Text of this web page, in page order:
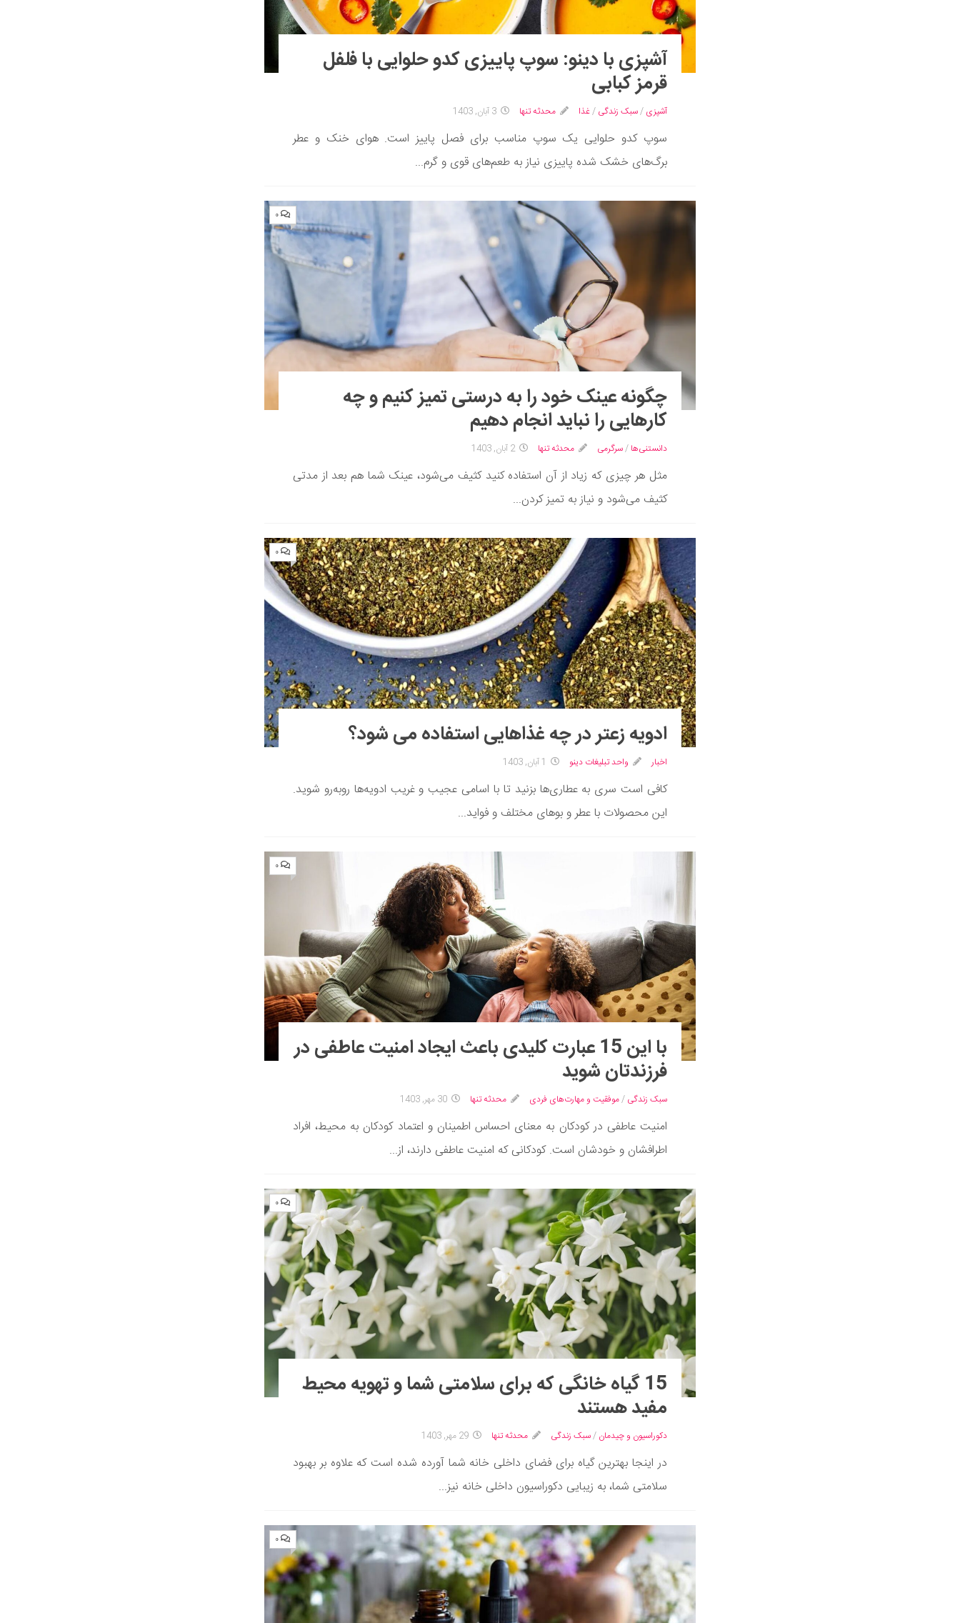
آشپزی با دینو: سوپ پاییزی کدو حلوایی با فلفل
قرمز کبابی
آشپزی /سبک زندگی /غذا محدثه تنها 3 آبان, 1403
سوپ کدو حلوایی یک سوپ مناسب برای فصل پاییز است. هوای خنک و عطر
برگ‌های خشک شده پاییزی نیاز به طعم‌های قوی و گرم...
۰
چگونه عینک خود را به‌ درستی تمیز کنیم و چه
کارهایی را نباید انجام دهیم
دانستنی‌ها /سرگرمی محدثه تنها 2 آبان, 1403
مثل هر چیزی که زیاد از آن استفاده کنید کثیف می‌شود، عینک شما هم بعد از مدتی
کثیف می‌شود و نیاز به تمیز کردن...
۰
ادویه زعتر در چه غذاهایی استفاده می شود؟
اخبار واحد تبلیغات دینو 1 آبان, 1403
کافی است سری به عطاری‌ها بزنید تا با اسامی عجیب و غریب ادویه‌ها روبه‌رو شوید.
این محصولات با عطر و بوهای مختلف و فواید...
۰
با این 15 عبارت کلیدی باعث ایجاد امنیت عاطفی در
فرزندتان شوید
سبک زندگی /موفقیت و مهارت‌های فردی محدثه تنها 30 مهر, 1403
امنیت عاطفی در کودکان به معنای احساس اطمینان و اعتماد کودکان به محیط، افراد
اطرافشان و خودشان است. کودکانی که امنیت عاطفی دارند، از...
۰
15 گیاه خانگی که برای سلامتی شما و تهویه محیط
مفید هستند
دکوراسیون و چیدمان /سبک زندگی محدثه تنها 29 مهر, 1403
در اینجا بهترین گیاه برای فضای داخلی خانه شما آورده شده است که علاوه بر بهبود
سلامتی شما، به زیبایی دکوراسیون داخلی خانه نیز...
۰